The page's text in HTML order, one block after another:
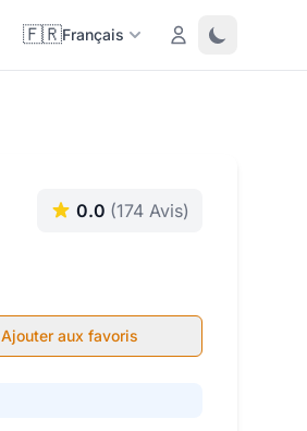
🇫🇷Français Login Toggle
0.0 (174 Avis)
Ajouter aux favoris